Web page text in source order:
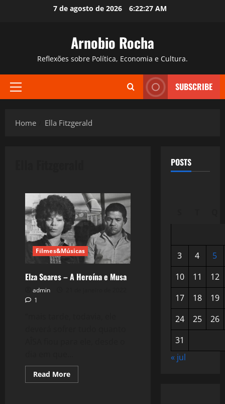
7 de agosto de 2026 6:22:28 AM
Arnobio Rocha
Reflexões sobre Política, Economia e Cultura.
Primary
SUBSCRIBE
Home Ella Fitzgerald
Filmes&Músicas
Elza Soares – A Heroína e Musa
admin
1
Read MoreRead
more
Filmes&Músicas
POSTS
3 4
5
10
11
12
17
18
19
24
25
26
31
« jul